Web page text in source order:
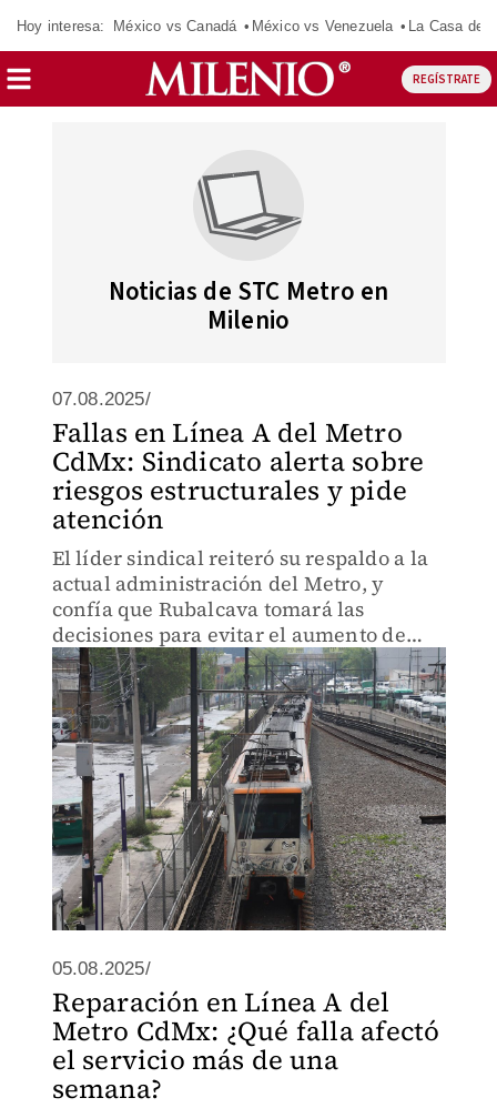
Hoy interesa: México vs Canadá México vs Venezuela La Casa de
REGÍSTRATE
Noticias de STC Metro en
Milenio
07.08.2025/
Fallas en Línea A del Metro
CdMx: Sindicato alerta sobre
riesgos estructurales y pide
atención
El líder sindical reiteró su respaldo a la
actual administración del Metro, y
confía que Rubalcava tomará las
decisiones para evitar el aumento de
fallas.
05.08.2025/
Reparación en Línea A del
Metro CdMx: ¿Qué falla afectó
el servicio más de una
semana?